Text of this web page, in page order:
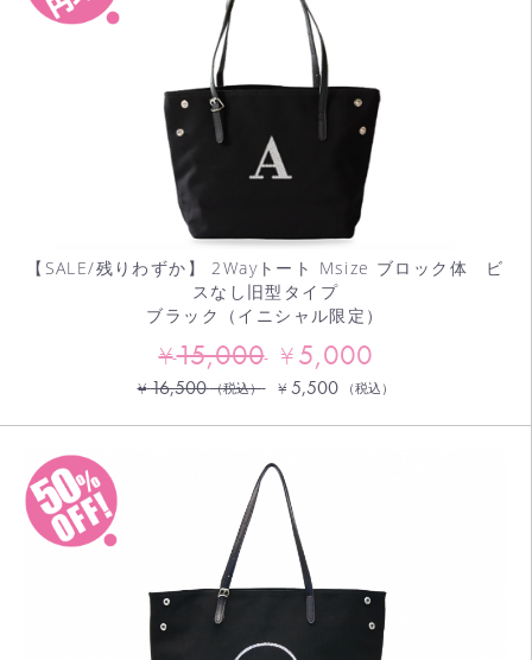
【SALE/残りわずか】 2Wayトート Msize ブロック体 ビ
スなし旧型タイプ
ブラック（イニシャル限定）
¥15,000 ¥5,000
¥16,500 （税込） ¥ 5,500 （税込）